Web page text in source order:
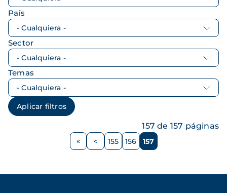
País
Sector
Temas
Página
< Página
155 Página
156 Página
157
157 de 157 páginas